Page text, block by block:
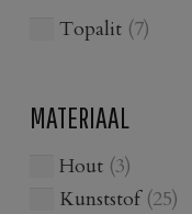
Topalit (7)
MATERIAAL
Hout (3)
Kunststof (25)